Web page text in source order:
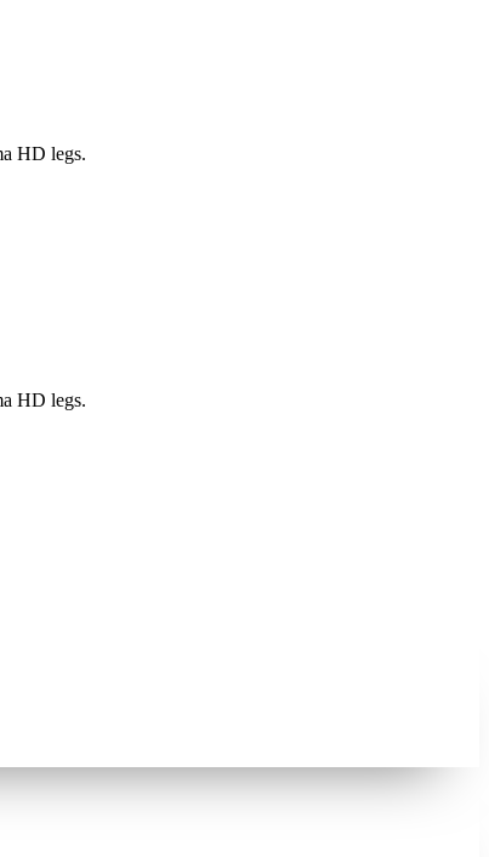
HD legs.
HD legs.